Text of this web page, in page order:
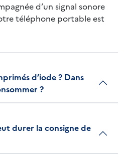
d’un signal sonore
téléphone portable est
d’iode ? Dans
?
durer la consigne de